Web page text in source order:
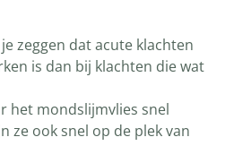
zeggen dat acute klachten
is dan bij klachten die wat
het mondslijmvlies snel
ze ook snel op de plek van